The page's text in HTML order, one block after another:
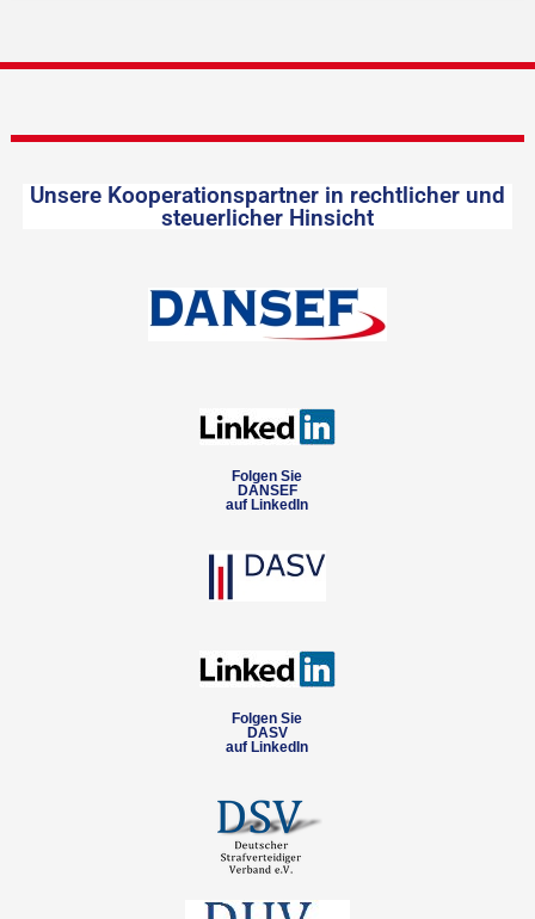
Unsere Kooperationspartner in rechtlicher und
steuerlicher Hinsicht
Folgen Sie
DANSEF
auf LinkedIn
Folgen Sie
DASV
auf LinkedIn